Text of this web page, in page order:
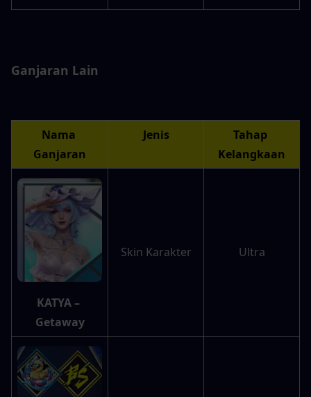
Ganjaran Lain
Nama
Ganjaran
Jenis
Tahap
Kelangkaan
KATYA –
Getaway
Skin Karakter Ultra